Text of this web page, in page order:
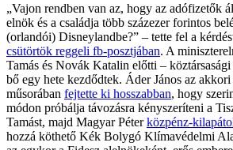
„Vajon rendben van az, hogy az adófizetők
elnök és a családja több százezer forintos
(orlandói) Disneylandbe?” – tette fel a
csütörtök reggeli fb-posztjában. A
Tamás és Novák Katalin előtti –
bő egy hete kezdődtek. Áder János az
műsorában fejtette ki hosszabban, hogy
módon próbálja távozásra kényszeríteni a
Tamást, majd Magyar Péterközpénz-
hozzá köthető Kék Bolygó Klímavédelmi